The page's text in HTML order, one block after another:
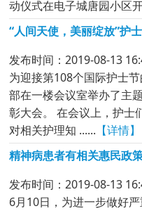
动仪式在电子城唐园小区
“人间天使，美丽绽放”护
发布时间：2019-08-13
为迎接第108个国际护士
部在一楼会议室举办了主
彰大会。 在会议上，护士
对相关护理知 ...... 【详情】
精神病患者有相关惠民政
发布时间：2019-08-13
6月10日，为进一步做好